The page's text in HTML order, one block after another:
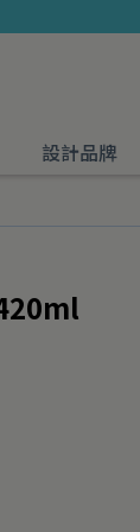
設計品牌